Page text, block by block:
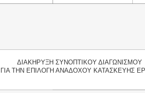
ΔΙΑΚΗΡΥΞΗ ΣΥΝΟΠΤΙΚΟΥ ΔΙΑΓΩΝΙΣΜΟΥ
ΓΙΑ ΤΗΝ ΕΠΙΛΟΓΗ ΑΝΑΔΟΧΟΥ ΚΑΤΑΣΚΕΥΗΣ